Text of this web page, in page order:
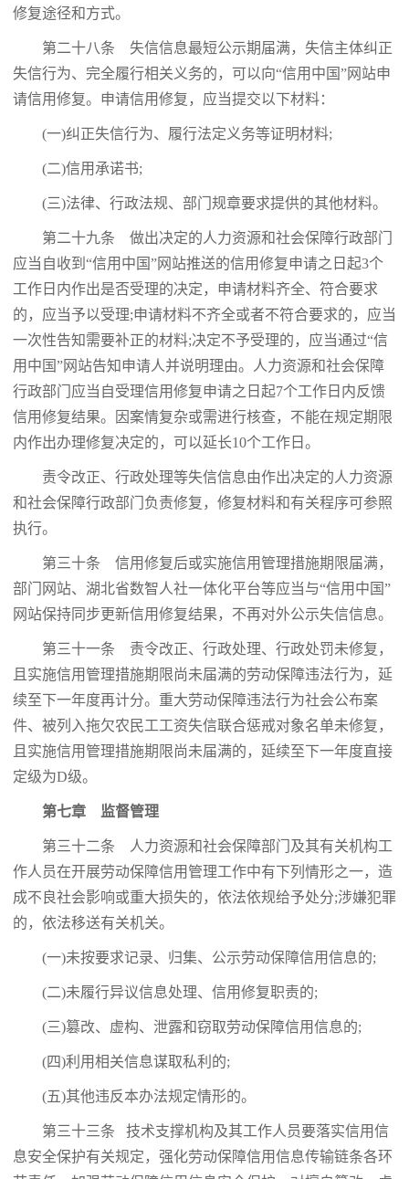
修复途径和方式。
第二十八条 失信信息最短公示期届满，失信主体纠正
失信行为、完全履行相关义务的，可以向“信用中国”网站申
请信用修复。申请信用修复，应当提交以下材料：
(一)纠正失信行为、履行法定义务等证明材料;
(二)信用承诺书;
(三)法律、行政法规、部门规章要求提供的其他材料。
第二十九条 做出决定的人力资源和社会保障行政部门
应当自收到“信用中国”网站推送的信用修复申请之日起3个
工作日内作出是否受理的决定，申请材料齐全、符合要求
的，应当予以受理;申请材料不齐全或者不符合要求的，应当
一次性告知需要补正的材料;决定不予受理的，应当通过“信
用中国”网站告知申请人并说明理由。人力资源和社会保障
行政部门应当自受理信用修复申请之日起7个工作日内反馈
信用修复结果。因案情复杂或需进行核查，不能在规定期限
内作出办理修复决定的，可以延长10个工作日。
责令改正、行政处理等失信信息由作出决定的人力资源
和社会保障行政部门负责修复，修复材料和有关程序可参照
执行。
第三十条 信用修复后或实施信用管理措施期限届满，
部门网站、湖北省数智人社一体化平台等应当与“信用中国”
网站保持同步更新信用修复结果，不再对外公示失信信息。
第三十一条 责令改正、行政处理、行政处罚未修复，
且实施信用管理措施期限尚未届满的劳动保障违法行为，延
续至下一年度再计分。重大劳动保障违法行为社会公布案
件、被列入拖欠农民工工资失信联合惩戒对象名单未修复，
且实施信用管理措施期限尚未届满的，延续至下一年度直接
定级为D级。
第七章 监督管理
第三十二条 人力资源和社会保障部门及其有关机构工
作人员在开展劳动保障信用管理工作中有下列情形之一，造
成不良社会影响或重大损失的，依法依规给予处分;涉嫌犯罪
的，依法移送有关机关。
(一)未按要求记录、归集、公示劳动保障信用信息的;
(二)未履行异议信息处理、信用修复职责的;
(三)篡改、虚构、泄露和窃取劳动保障信用信息的;
(四)利用相关信息谋取私利的;
(五)其他违反本办法规定情形的。
第三十三条 技术支撑机构及其工作人员要落实信用信
息安全保护有关规定，强化劳动保障信用信息传输链条各环